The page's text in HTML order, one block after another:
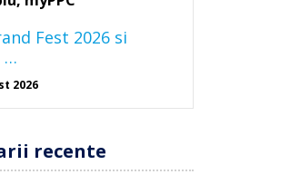
Fest 2026 si
…
2026
recente